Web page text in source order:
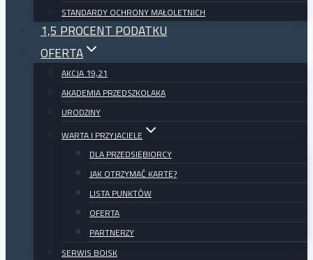
STANDARDY OCHRONY MAŁOLETNICH
1,5 PROCENT PODATKU
OFERTA
AKCJA 19,21
AKADEMIA PRZEDSZKOLAKA
URODZINY
WARTA I PRZYJACIELE
DLA PRZEDSIĘBIORCY
JAK OTRZYMAĆ KARTĘ?
LISTA PUNKTÓW
OFERTA
PARTNERZY
SERWIS BOISK